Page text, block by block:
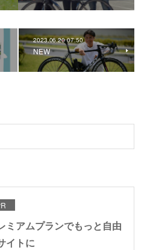
2023.06.20 07:50
NEW
ミアムプランでもっと自由
イトに